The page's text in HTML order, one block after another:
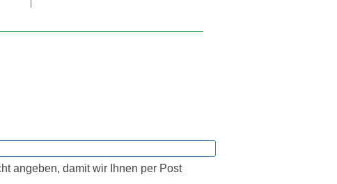
angeben, damit wir Ihnen per Post